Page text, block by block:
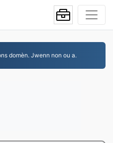
domèn. Jwenn non ou a.